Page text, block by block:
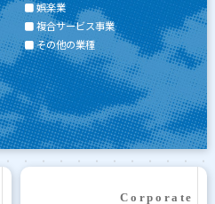
娯楽業
複合サービス事業
その他の業種